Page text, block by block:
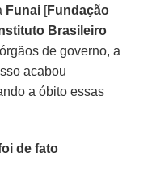
Funai [Fundação
Brasileiro
de governo, a
acabou
a óbito essas
de fato